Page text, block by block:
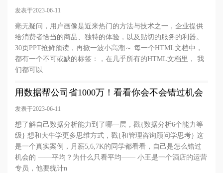
发表于2023-06-11
毫无疑问，用户画像是近来热门的方法与技术之一，企业提供
给消费者恰当的商品、独特的体验，以及贴切的服务的利器。
30页PPT抢鲜预读，再掀一波小高潮～ 每一个HTML文档中，
都有一个不可或缺的标签：，在几乎所有的HTML文档里， 我
们都可以
用数据帮公司省1000万！看看你会不会错过机会
发表于2023-06-11
想了解自己数据分析能力到了哪一层，戳{数据分析6个能力等
级} 想和大牛学更多思维方式，戳{和管理咨询顾问学思考} 这
是一个真实案例，月薪5,6,7K的同学都看看，自己是怎么错过
机会的 ——平均？为什么只看平均—— 小王是一个酒店的运营
专员，他要统计n